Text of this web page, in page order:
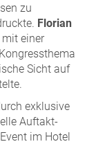
zu
Florian
einer
Sicht auf
exklusive
Auftakt-
im Hotel